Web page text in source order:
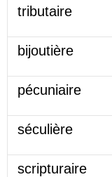
tributaire
bijoutière
pécuniaire
séculière
scripturaire